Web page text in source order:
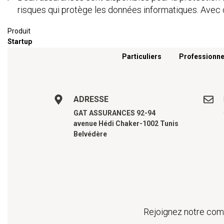
risques qui protège les données informatiques.
Produit
Startup
Particuliers
ADRESSE
GAT ASSURANCES 92-94
avenue Hédi Chaker-1002 Tunis
Belvédère
Rejoignez notre